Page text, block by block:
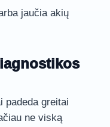
jaučia akių
padeda greitai
ne viską